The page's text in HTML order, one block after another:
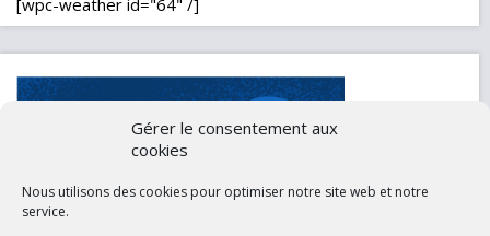
Gérer le consentement aux
cookies
Nous utilisons des cookies pour optimiser notre site web et notre
service.
[wpc-weather id="64" /]